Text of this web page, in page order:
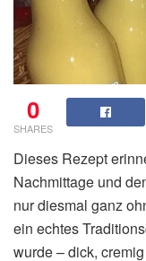
0
SHARES
Dieses Rezept
Nachmittage und
nur diesmal ganz
ein echtes
wurde – dick,